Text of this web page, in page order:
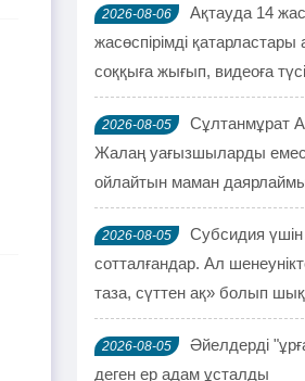
2026-08-06
Ақтауда 14
жасөспірімді қатарластары
соққыға жығып, видеоға
2026-08-05
Сұлтанмұрат
Жалаң уағызшыларды
ойлайтын маман
2026-08-05
Субсидия үшін
сотталғандар. Ал
таза, сүттен ақ» болып
2026-08-05
Әйелдерді
деген ер адам ұсталды